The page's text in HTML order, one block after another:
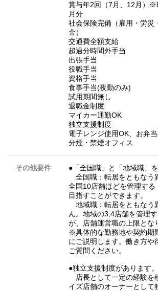
賞与年2回（7月、12月）※
月分
社会保険完備（雇用・労災
金）
交通費全額支給
超過分時間外手当
出張手当
役職手当
資格手当
食事手当(夜勤のみ)
試用期間無し
退職金制度
マイカー通勤OK
独立支援制度
電子レンジ使用OK、お弁
分煙・禁煙オフィス
その他要件
●「全国職」と「地域職」を
全国職：転居をともなう
全国10店舗ほどを管理する
目指すことができます。
地域職：転居をともなう
ん。地域の3,4店舗を管理す
が、店舗運営職の上限とな
※具体的な勤務地や契約期
にご説明します。働き方や
ご質問ください。
●独立支援制度があります。
店長として一定の経験を
イズ店舗のオーナーとして